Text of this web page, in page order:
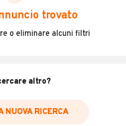
e sicuro, come:
coinvolto il veicolo
effettuate
per verificare la disponibilità
trovato
o eliminare alcuni filtri
altro?
NUOVA RICERCA